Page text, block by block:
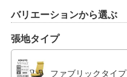
バリエーションから選ぶ
張地タイプ
ファブリックタイプ